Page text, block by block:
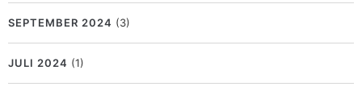
SEPTEMBER 2024 (3)
JULI 2024 (1)